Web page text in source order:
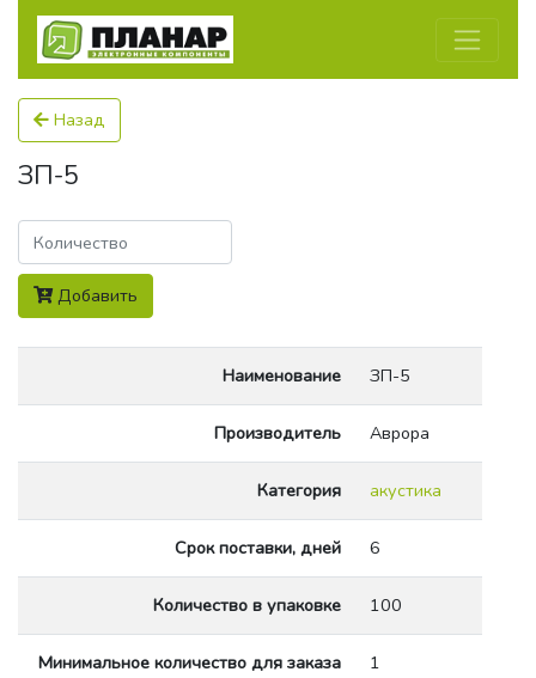
Назад
ЗП-5
Количество
Добавить
Наименование ЗП-5
Производитель Аврора
Категория акустика
Срок поставки, дней 6
Количество в упаковке 100
Минимальное количество для заказа 1